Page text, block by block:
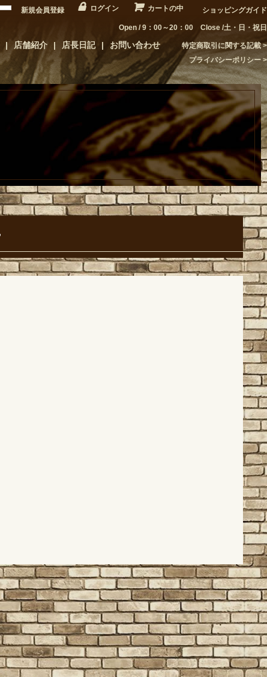
新規会員登録 ログイン カートの中 ショッピングガイド
Open / 9：00～20：00 Close /土・日・祝日
店舗紹介 店長日記 お問い合わせ
特定商取引に関する記載
プライバシーポリシー